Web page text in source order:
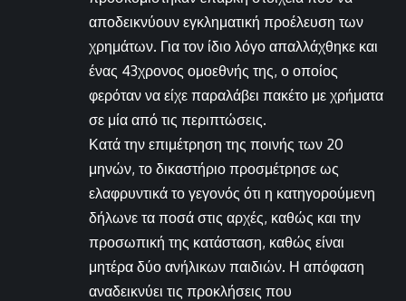
αποδεικνύουν εγκληματική προέλευση των
χρημάτων. Για τον ίδιο λόγο απαλλάχθηκε και
ένας 43χρονος ομοεθνής της, ο οποίος
φερόταν να είχε παραλάβει πακέτο με χρήματα
σε μία από τις περιπτώσεις.
Κατά την επιμέτρηση της ποινής των 20
μηνών, το δικαστήριο προσμέτρησε ως
ελαφρυντικά το γεγονός ότι η κατηγορούμενη
δήλωνε τα ποσά στις αρχές, καθώς και την
προσωπική της κατάσταση, καθώς είναι
μητέρα δύο ανήλικων παιδιών. Η απόφαση
αναδεικνύει τις προκλήσεις που